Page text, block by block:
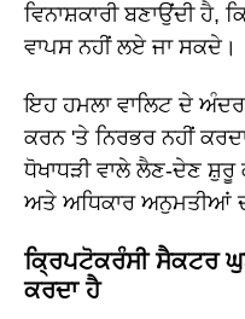
ਵਿਨਾਸ਼ਕਾਰੀ ਬਣਾਉਂਦੀ
ਵਾਪਸ ਨਹੀਂ ਲਏ ਜਾ ਸਕਦੇ।
ਇਹ ਹਮਲਾ ਵਾਲਿਟ ਦੇ
ਕਰਨ 'ਤੇ ਨਿਰਭਰ ਨਹੀਂ
ਧੋਖਾਧੜੀ ਵਾਲੇ ਲੈਣ-ਦੇਣ
ਅਤੇ ਅਧਿਕਾਰ ਅਨੁਮਤੀਆਂ
ਕ੍ਰਿਪਟੋਕਰੰਸੀ ਸੈਕਟਰ
ਕਰਦਾ ਹੈ